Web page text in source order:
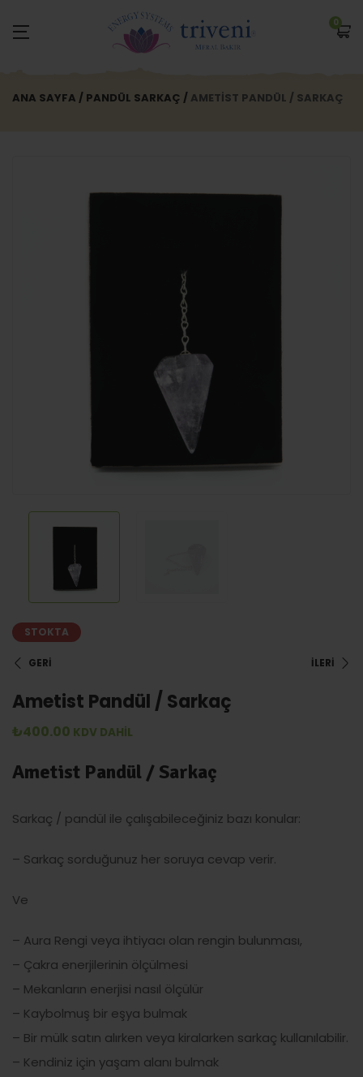
0
ANA SAYFA PANDÜL SARKAÇ AMETIST PANDÜL / SARKAÇ
STOKTA
GERİ İLERİ
Ametist Pandül / Sarkaç
₺400.00 KDV DAHİL
Ametist Pandül / Sarkaç
Sarkaç / pandül ile çalışabileceğiniz bazı konular:
– Sarkaç sorduğunuz her soruya cevap verir.
Ve
– Aura Rengi veya ihtiyacı olan rengin bulunması,
– Çakra enerjilerinin ölçülmesi
– Mekanların enerjisi nasıl ölçülür
– Kaybolmuş bir eşya bulmak
– Bir mülk satın alırken veya kiralarken sarkaç kullanılabilir.
– Kendiniz için yaşam alanı bulmak